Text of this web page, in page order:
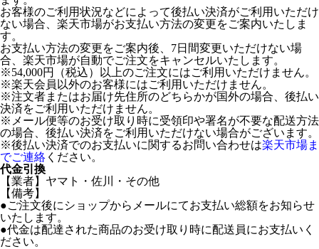
お客様のご利用状況などによって後払い決済がご利用いただけ
ない場合、楽天市場がお支払い方法の変更をご案内いたしま
す。
お支払い方法の変更をご案内後、7日間変更いただけない場
合、楽天市場が自動でご注文をキャンセルいたします。
※54,000円（税込）以上のご注文にはご利用いただけません。
※楽天会員以外のお客様にはご利用いただけません。
※注文者またはお届け先住所のどちらかが国外の場合、後払い
決済をご利用いただけません。
※メール便等のお受け取り時に受領印や署名が不要な配送方法
の場合、後払い決済をご利用いただけない場合がございます。
※後払い決済でのお支払いに関するお問い合わせは楽天市場ま
でご連絡 ください。
代金引換
【業者】ヤマト・佐川・その他
【備考】
●ご注文後にショップからメールにてお支払い総額をお知らせ
いたします。
●代金は配達された商品のお受け取り時に配送員にお支払いく
ださい。